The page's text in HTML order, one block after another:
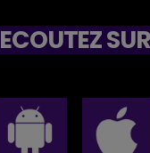
ECOUTEZ